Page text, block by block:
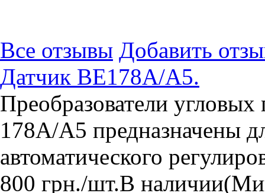
Все отзывы Добавить
Датчик ВЕ178А/А5.
Преобразователи
178A/А5 предназначены
автоматического
800 грн./шт.В наличии